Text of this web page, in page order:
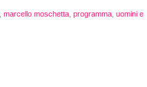
marcello moschetta programma uomini e